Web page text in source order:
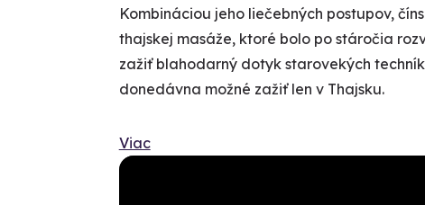
Kombináciou jeho liečebných postupov,
thajskej masáže, ktoré bolo po stáročia
zažiť blahodarný dotyk starovekých
donedávna možné zažiť len v Thajsku.
Viac